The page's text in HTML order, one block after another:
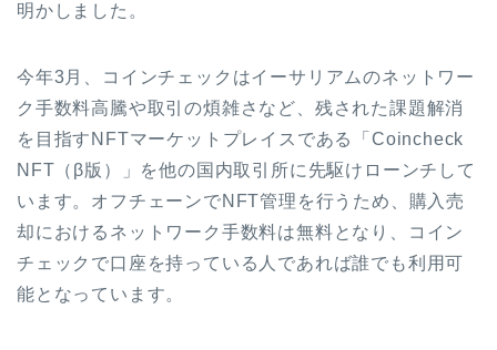
明かしました。
今年3月、コインチェックはイーサリアムのネットワー
ク手数料高騰や取引の煩雑さなど、残された課題解消
を目指すNFTマーケットプレイスである「Coincheck
NFT（β版）」を他の国内取引所に先駆けローンチして
います。オフチェーンでNFT管理を行うため、購入売
却におけるネットワーク手数料は無料となり、コイン
チェックで口座を持っている人であれば誰でも利用可
能となっています。